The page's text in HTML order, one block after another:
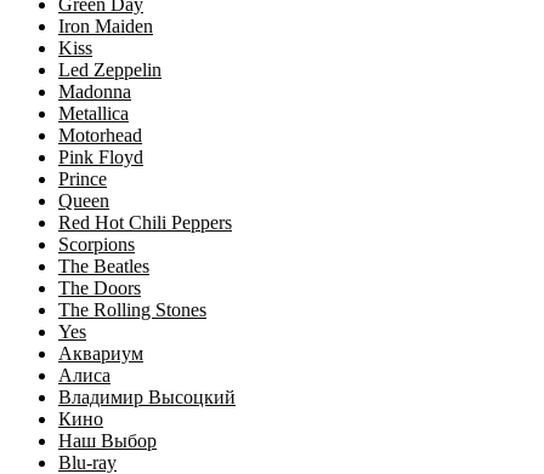
Green Day
Iron Maiden
Kiss
Led Zeppelin
Madonna
Metallica
Motorhead
Pink Floyd
Prince
Queen
Red Hot Chili Peppers
Scorpions
The Beatles
The Doors
The Rolling Stones
Yes
Аквариум
Алиса
Владимир Высоцкий
Кино
Наш Выбор
Blu-ray